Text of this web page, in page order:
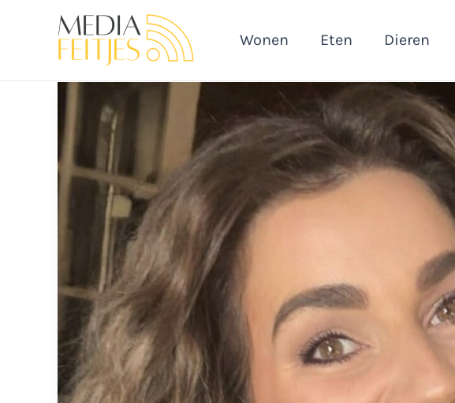
Wonen Eten Dieren